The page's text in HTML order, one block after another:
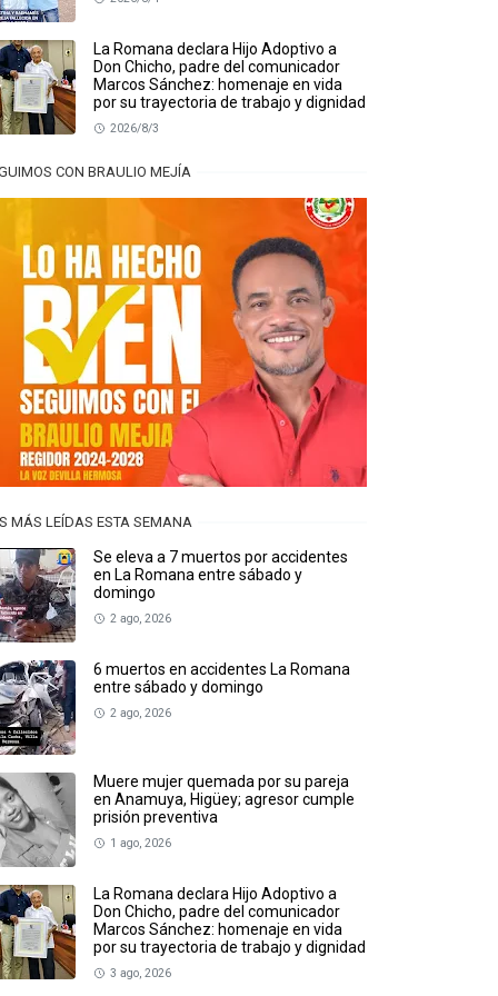
La Romana declara Hijo Adoptivo a
Don Chicho, padre del comunicador
Marcos Sánchez: homenaje en vida
por su trayectoria de trabajo y dignidad
2026/8/3
CON BRAULIO MEJÍA
MÁS LEÍDAS ESTA SEMANA
Se eleva a 7 muertos por accidentes
en La Romana entre sábado y
domingo
2 ago, 2026
6 muertos en accidentes La Romana
entre sábado y domingo
2 ago, 2026
Muere mujer quemada por su pareja
en Anamuya, Higüey; agresor cumple
prisión preventiva
1 ago, 2026
La Romana declara Hijo Adoptivo a
Don Chicho, padre del comunicador
Marcos Sánchez: homenaje en vida
por su trayectoria de trabajo y dignidad
3 ago, 2026